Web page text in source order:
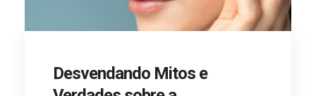
Desvendando Mitos e